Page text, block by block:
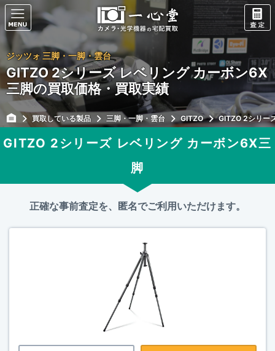
ジッツォ 三脚・一脚・雲台
GITZO 2シリーズ レベリング カーボン6X
三脚の買取価格・買取実績
買取している製品 三脚・一脚・雲台 GITZO GITZO 2シリー
GITZO 2シリーズ レベリング カーボン6X三
脚
正確な事前査定を、匿名でご利用いただけます。